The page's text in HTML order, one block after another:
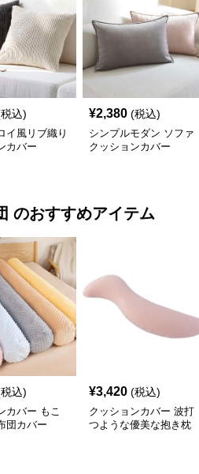
込)
イ風リブ織り
カバー
¥2,380 (税込)
シンプルモダン ソファ
クッションカバー
のおすすめアイテム
込)
カバー もこ
団カバー
¥3,420 (税込)
クッションカバー 波打
つような優美な抱き枕